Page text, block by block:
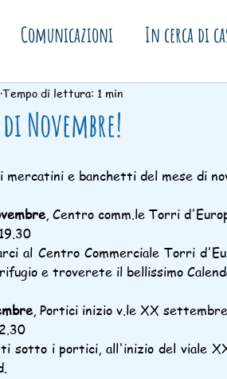
Comunicazioni In cerca di
a lieto fine
Novembre!
Tempo di lettura: 1 min
mercatini e banchetti del mese di
, Centro comm.le Torri
al Centro Commerciale Torri
e troverete il bellissimo
, Portici inizio v.le XX
sotto i portici, all'inizio del viale